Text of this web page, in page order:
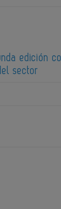
edición
sector